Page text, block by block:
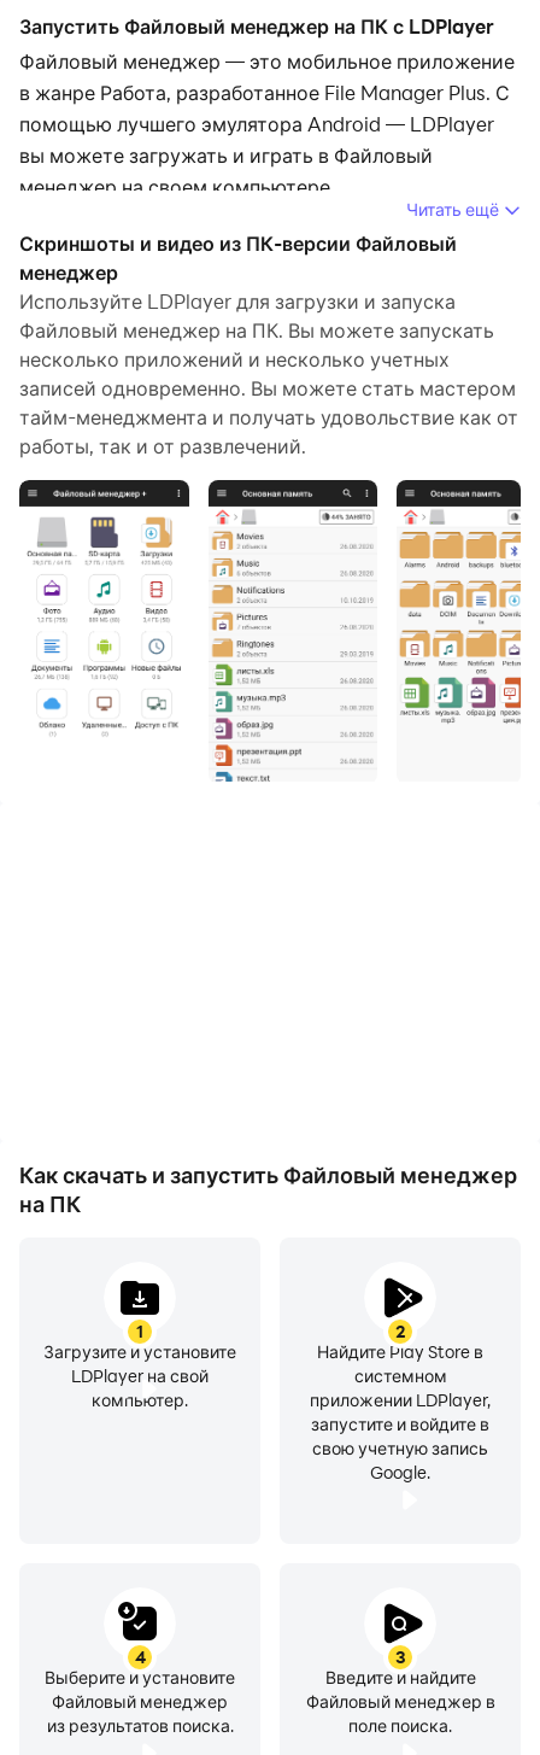
Запустить Файловый менеджер на ПК с LDPlayer
Файловый менеджер — это мобильное приложение
в жанре Работа, разработанное File Manager Plus. С
помощью лучшего эмулятора Android — LDPlayer
вы можете загружать и играть в Файловый
менеджер на своем компьютере.
Запустив Файловый менеджер на компьютере, вы
сможете четко просматривать страницы на
большом экране, а управлять приложениями с
помощью мыши и клавиатуры происходит намного
быстрее, чем при использовании клавиатуры с
сенсорным экраном, и вам никогда не придется
беспокоиться о мощности вашего устройства.
Благодаря функциям многократного открытия и
синхронизации вы даже можете запускать
несколько приложений и учетных записей на своем
ПК.
Функция передачи файлов упрощает обмен
изображениями, видео и файлами.
Загрузите Файловый менеджер и запустите его на
своем компьютере. Наслаждайтесь большим
экраном и качеством высокой четкости версии для
Вы можете управлять локальными и удаленными/
облачными хранилищами. Он поддерживает все
вставка, вырезание, удаление, переименовывание,
сжатие, распаковка, перемещение, загрузки,
закладки, перестановка). Файловый менеджер +
поддерживает файлы мультимедиа и все основные
форматы файлов, включая apk.
Основные возможности Файловый менеджер + :
• SD-карта: управляйте файлами и папками вашей
• USB-устройства: управляйте файлами и папками
подключенных USB-устройств.
• Загрузки: управляйте файлами (включая файлы
Читать ещё
Скриншоты и видео из ПК-версии Файловый
менеджер
Используйте LDPlayer для загрузки и запуска
Файловый менеджер на ПК. Вы можете запускать
несколько приложений и несколько учетных
записей одновременно. Вы можете стать мастером
тайм-менеджмента и получать удовольствие как от
работы, так и от развлечений.
Как скачать и запустить Файловый менеджер
на ПК
1
Загрузите и установите
LDPlayer на свой
компьютер.
2
Найдите Play Store в
системном
приложении LDPlayer,
запустите и войдите в
свою учетную запись
Google.
3
Введите и найдите
Файловый менеджер в
поле поиска.
4
Выберите и установите
Файловый менеджер
из результатов поиска.